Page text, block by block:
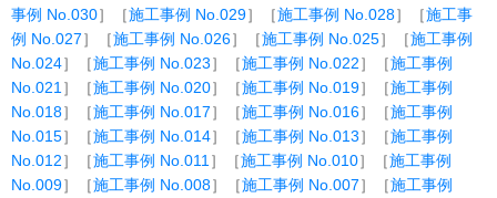
事例 No.030］［施工事例 No.029］［施工事例 No.028］［施工事
例 No.027］［施工事例 No.026］［施工事例 No.025］［施工事例
No.024］［施工事例 No.023］［施工事例 No.022］［施工事例
No.021 ］［施工事例 No.020］［施工事例 No.019］［施工事例
No.018］［施工事例 No.017］［施工事例 No.016］［施工事例
No.015］［施工事例 No.014］［施工事例 No.013］［施工事例
No.012］［施工事例 No.011 ］［施工事例 No.010］［施工事例
No.009］［施工事例 No.008］［施工事例 No.007］［施工事例